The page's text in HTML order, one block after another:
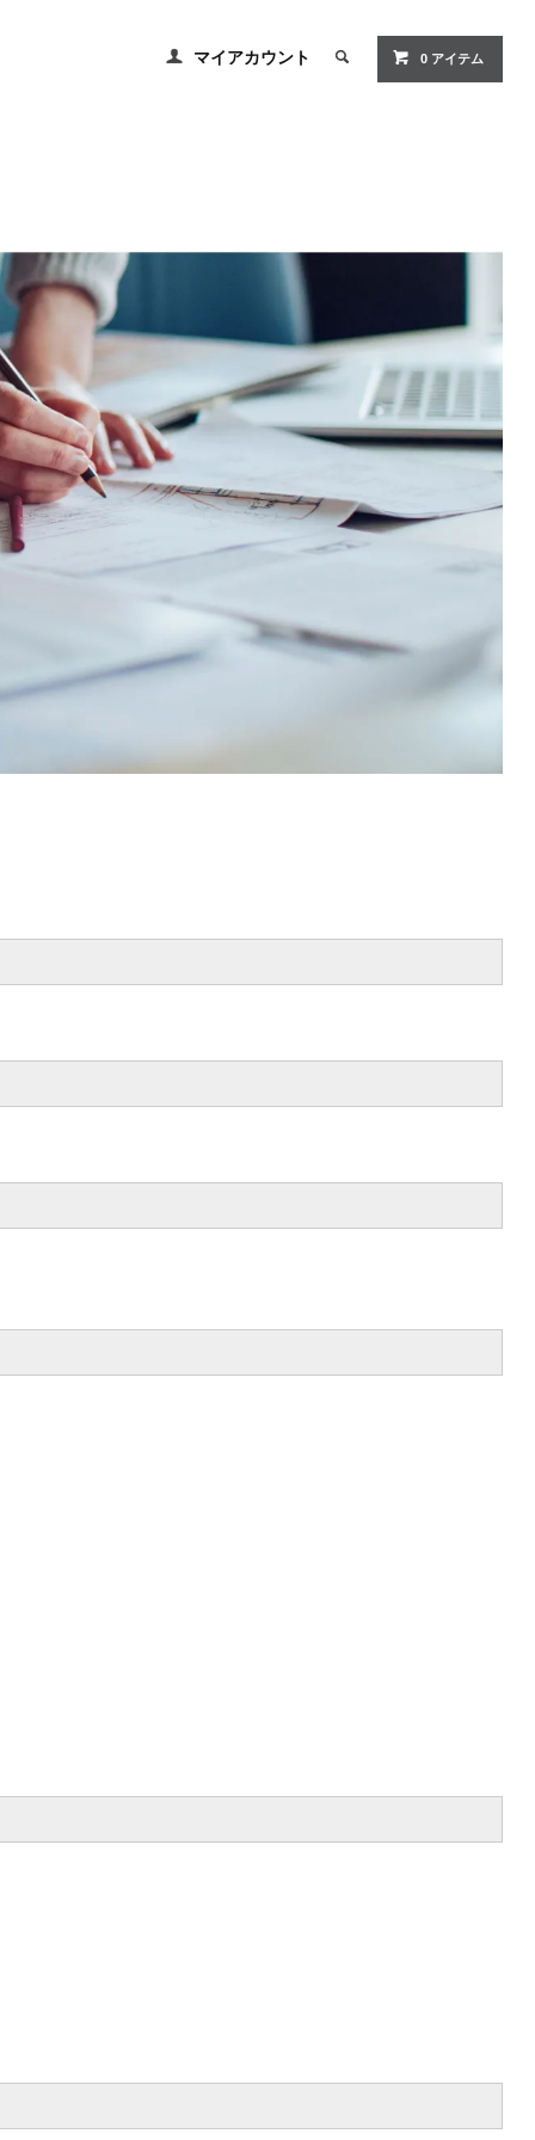
マイアカウント 0 アイテム